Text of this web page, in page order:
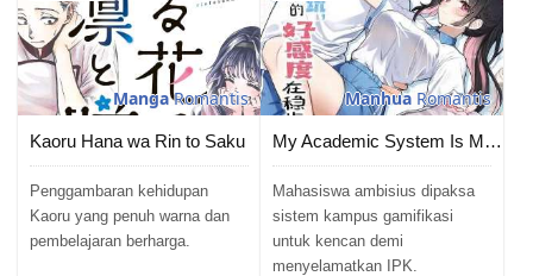
Chapter 100 02/06/2026
Chapter 99 02/06/2026
Chapter 98 02/06/2026
Chapter 97 02/06/2026
Chapter 96
MangaRomantis
Kaoru Hana wa Rin to Saku
Penggambaran kehidupan
Kaoru yang penuh warna dan
pembelajaran berharga.
Manhua Romantis
My Academic System Is Making Me Date?!
Mahasiswa ambisius dipaksa
sistem kampus gamifikasi
untuk kencan demi
menyelamatkan IPK.